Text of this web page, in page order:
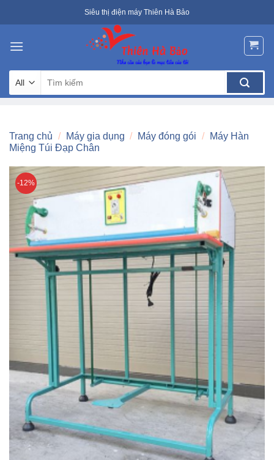
to
Siêu thị điện máy Thiên Hà Bảo
kiếm:
Trang chủ / Máy gia dụng / Máy đóng gói /
Máy Hàn
Miệng Túi Đạp Chân
-12%